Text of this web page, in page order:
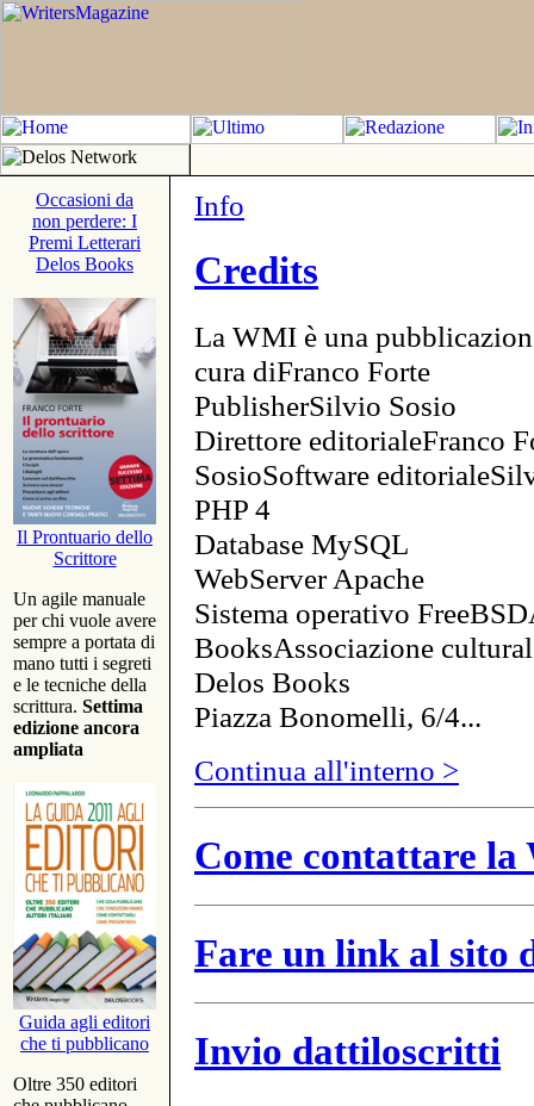
Occasioni da
non perdere: I
Premi Letterari
Delos Books
Il Prontuario dello
Scrittore
Un agile manuale
per chi vuole avere
sempre a portata di
mano tutti i segreti
e le tecniche della
scrittura. Settima
edizione ancora
ampliata
Guida agli editori
che ti pubblicano
Oltre 350 editori
Info
Credits
La WMI è una
cura diFranco Forte
PublisherSilvio Sosio
Direttore editorialeFranco
SosioSoftware
PHP 4
Database MySQL
WebServer Apache
Sistema operativo
BooksAssociazione
Delos Books
Piazza Bonomelli, 6/4...
Continua all'interno >
Come contattare
Fare un link al sito
Invio dattiloscritti